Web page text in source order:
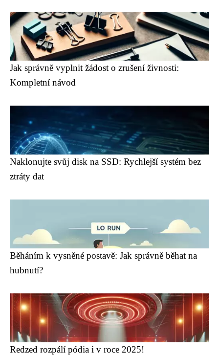
Jak správně vyplnit žádost o zrušení živnosti:
Kompletní návod
Naklonujte svůj disk na SSD: Rychlejší systém bez
ztráty dat
Běháním k vysněné postavě: Jak správně běhat na
hubnutí?
Redzed rozpálí pódia i v roce 2025!